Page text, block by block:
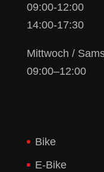
09:00-12:00
14:00-17:30
Mittwoch /
09:00–12:00
Bike
E-Bike